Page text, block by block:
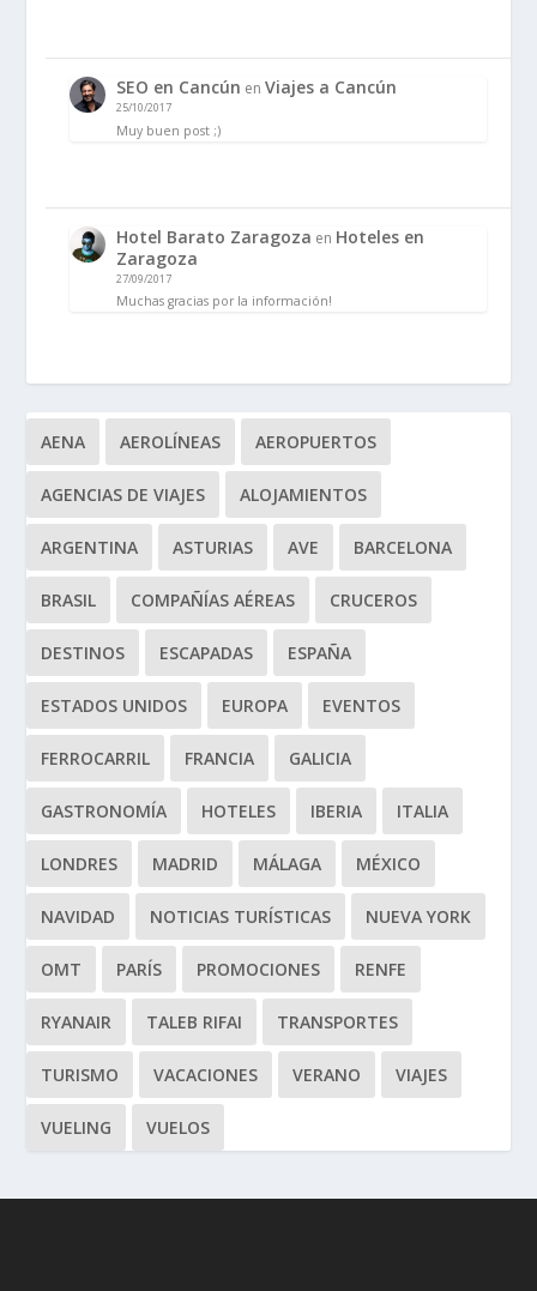
SEO en Cancún enViajes a Cancún
25/10/2017
Muy buen post ;)
Hotel Barato Zaragoza en Hoteles en
Zaragoza
27/09/2017
Muchas gracias por la información!
AENA AEROLÍNEAS AEROPUERTOS
AGENCIAS DE VIAJES ALOJAMIENTOS
ARGENTINA ASTURIAS AVE BARCELONA
BRASIL COMPAÑÍAS AÉREAS CRUCEROS
DESTINOS ESCAPADAS ESPAÑA
ESTADOS UNIDOS EUROPA EVENTOS
FERROCARRIL FRANCIA GALICIA
GASTRONOMÍA HOTELES IBERIA ITALIA
LONDRES MADRID MÁLAGA MÉXICO
NAVIDAD NOTICIAS TURÍSTICAS NUEVA YORK
OMT PARÍS PROMOCIONES RENFE
RYANAIR TALEB RIFAI TRANSPORTES
TURISMO VACACIONES VERANO VIAJES
VUELING VUELOS